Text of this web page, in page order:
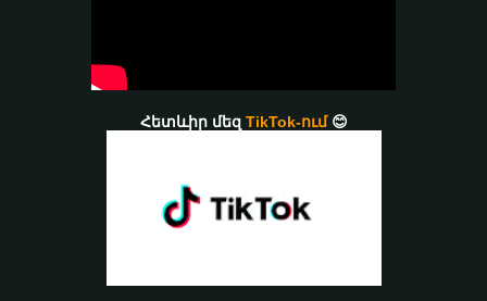
Հետևիր մեզ TikTok-ում😊